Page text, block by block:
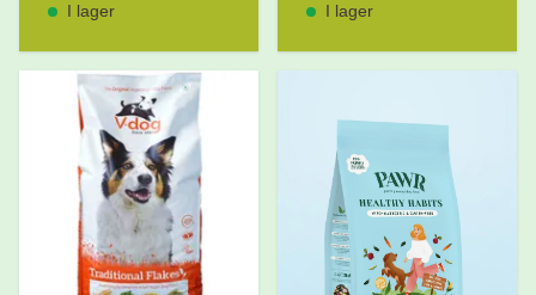
I lager I lager